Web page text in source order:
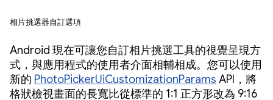
相片挑選器自訂選項
Android 現在可讓您自訂相片挑選工具的視覺呈現方
式，與應用程式的使用者介面相輔相成。您可以使用
新的 PhotoPickerUiCustomizationParams API，將
格狀檢視畫面的長寬比從標準的 1:1 正方形改為 9:16